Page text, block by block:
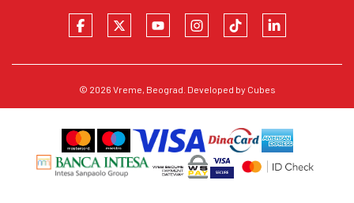
© 2026 Vreme, Beograd. Developed by Cubes